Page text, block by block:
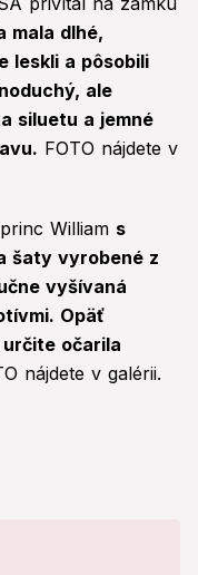
mala dlhé,
leskli a pôsobili
ale
siluetu a jemné
FOTO nájdete v
William s
šaty vyrobené z
vyšívaná
Opäť
určite očarila
nájdete v galérii.